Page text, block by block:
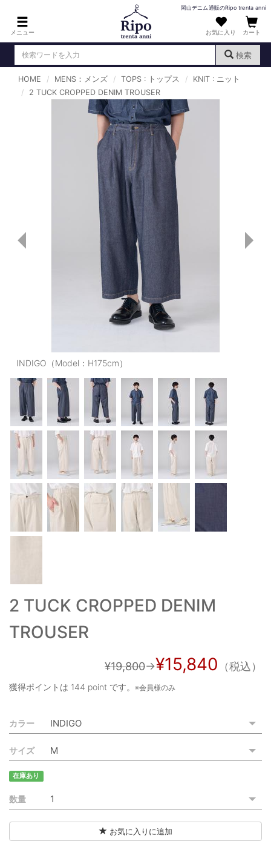
メニュー
岡山デニム通販のRipo trenta anni
お気に入り カート
検索
ログイン （ 新規会員登録）
DENIM : デニム
PANTS : パンツ
TOPS : トップス
T-SHIRT : Tシャツ
KNIT : ニット
SHIRT : シャツ
OUTERS : アウター
PANTS/SKIRT : パンツ・スカート
TOPS : トップス
OUTERS : アウター
OUTLET : アウトレット
MENS : メンズ
LADIES : レディース
新規会員登録
お買い物カゴ
ご利用規約
お問い合わせ
HOME MENS：メンズ TOPS : トップス
KNIT : ニット
2 TUCK CROPPED DENIM TROUSER
INDIGO（Model：H175cm）
2 TUCK CROPPED DENIM
TROUSER
¥19,800→¥15,840 （税込）
獲得ポイントは 144 point です。 ※会員様のみ
カラー
サイズ
在庫あり
数量
お気に入りに追加